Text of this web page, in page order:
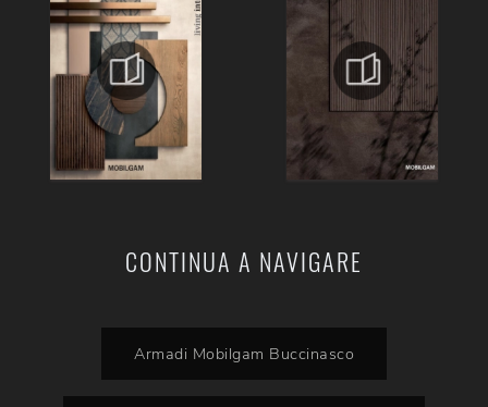
CONTINUA A NAVIGARE
Armadi Mobilgam Buccinasco